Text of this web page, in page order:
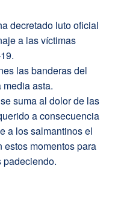
decretado luto oficial
a las víctimas
las banderas del
asta.
suma al dolor de las
a consecuencia
a los salmantinos el
momentos para
padeciendo.